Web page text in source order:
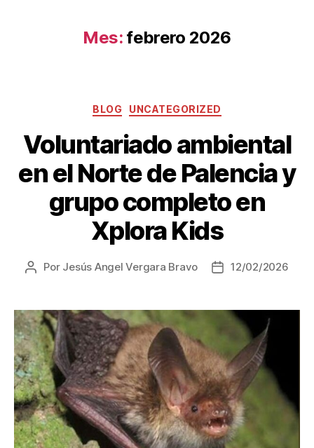
Mes: febrero 2026
BLOG UNCATEGORIZED
Voluntariado ambiental
en el Norte de Palencia y
grupo completo en
Xplora Kids
Por Jesús Angel Vergara Bravo 12/02/2026